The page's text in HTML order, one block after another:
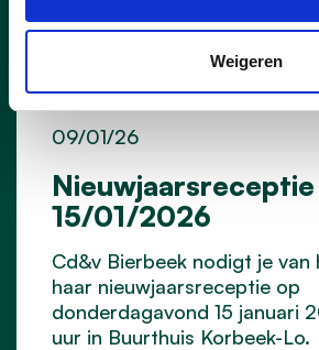
Weigeren
15/01/2026
09/01/26
Cd&v Bierbeek nodigt je
haar nieuwjaarsreceptie op
donderdagavond 15 januari
uur in Buurthuis Korbeek-Lo.